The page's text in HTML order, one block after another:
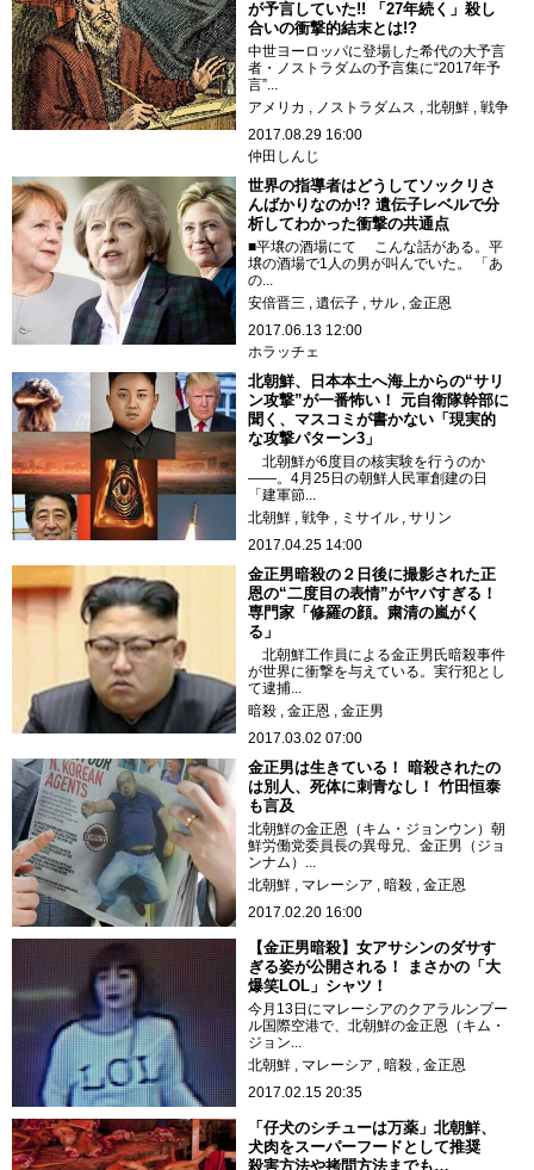
が予言していた!! 「27年続く」殺し
合いの衝撃的結末とは!?
中世ヨーロッパに登場した希代の大予言
者・ノストラダムの予言集に“2017年予
言”...
アメリカ
ノストラダムス 北朝鮮
戦争
2017.08.29 16:00
仲田しんじ
世界の指導者はどうしてソックリさ
んばかりなのか!? 遺伝子レベルで分
析してわかった衝撃の共通点
■平壌の酒場にて こんな話がある。平
壌の酒場で1人の男が叫んでいた。 「あ
の...
安倍晋三
遺伝子 サル
金正恩
2017.06.13 12:00
ホラッチェ
北朝鮮、日本本土へ海上からの“サリ
ン攻撃”が一番怖い！ 元自衛隊幹部に
聞く、マスコミが書かない「現実的
な攻撃パターン3」
北朝鮮が6度目の核実験を行うのか
――。4月25日の朝鮮人民軍創建の日
「建軍節...
北朝鮮
戦争 ミサイル
サリン
2017.04.25 14:00
金正男暗殺の２日後に撮影された正
恩の“二度目の表情”がヤバすぎる！
専門家「修羅の顔。粛清の嵐がく
る」
北朝鮮工作員による金正男氏暗殺事件
が世界に衝撃を与えている。実行犯とし
て逮捕...
暗殺
金正恩
金正男
2017.03.02 07:00
金正男は生きている！ 暗殺されたの
は別人、死体に刺青なし！ 竹田恒泰
も言及
北朝鮮の金正恩（キム・ジョンウン）朝
鮮労働党委員長の異母兄、金正男（ジョ
ンナム）...
北朝鮮
マレーシア 暗殺
金正恩
2017.02.20 16:00
【金正男暗殺】女アサシンのダサす
ぎる姿が公開される！ まさかの「大
爆笑LOL」シャツ！
今月13日にマレーシアのクアラルンプー
ル国際空港で、北朝鮮の金正恩（キム・
ジョン...
北朝鮮
マレーシア 暗殺
金正恩
2017.02.15 20:35
「仔犬のシチューは万薬」北朝鮮、
犬肉をスーパーフードとして推奨
殺害方法や拷問方法までも…